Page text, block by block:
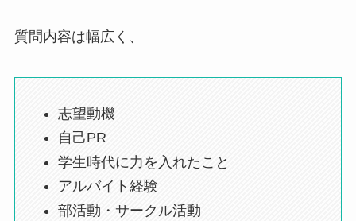
質問内容は幅広く、
志望動機
自己PR
学生時代に力を入れたこと
アルバイト経験
部活動・サークル活動